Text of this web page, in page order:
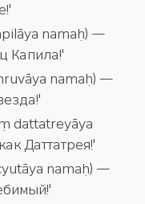
namaḥ) —
Капила!'
namaḥ) —
dattatreyāya
Даттатрея!'
namaḥ) —